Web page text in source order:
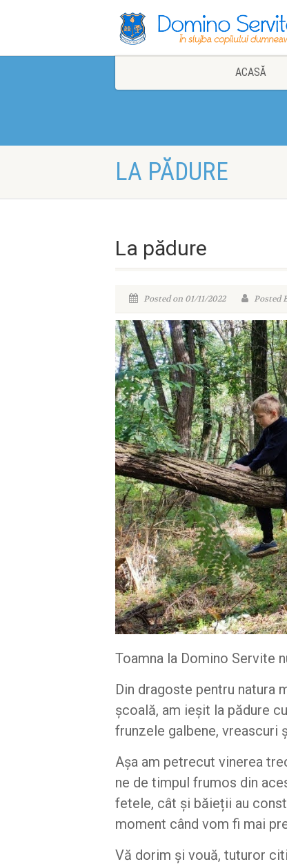
ACASĂ
LA PĂDURE
La pădure
Posted on 01/11/2022 Posted
Toamna la Domino Servite
Din dragoste pentru natura
școală, am ieșit la pădure
frunzele galbene, vreascuri
Așa am petrecut vinerea
ne de timpul frumos din
fetele, cât și băieții au
moment când vom fi mai
Vă dorim și vouă, tuturor